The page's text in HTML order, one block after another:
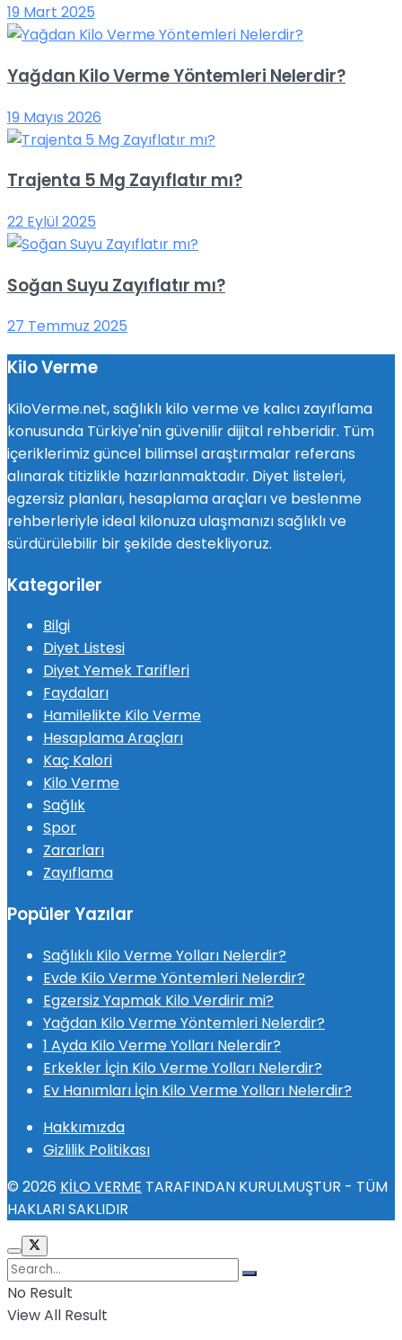
19 Mart 2025
Yağdan Kilo Verme Yöntemleri Nelerdir?
19 Mayıs 2026
Trajenta 5 Mg Zayıflatır mı?
22 Eylül 2025
Soğan Suyu Zayıflatır mı?
27 Temmuz 2025
Kilo Verme
KiloVerme.net, sağlıklı kilo verme ve kalıcı zayıflama
konusunda Türkiye'nin güvenilir dijital rehberidir. Tüm
içeriklerimiz güncel bilimsel araştırmalar referans
alınarak titizlikle hazırlanmaktadır. Diyet listeleri,
egzersiz planları, hesaplama araçları ve beslenme
rehberleriyle ideal kilonuza ulaşmanızı sağlıklı ve
sürdürülebilir bir şekilde destekliyoruz.
Kategoriler
Bilgi
Diyet Listesi
Diyet Yemek Tarifleri
Faydaları
Hamilelikte Kilo Verme
Hesaplama Araçları
Kaç Kalori
Kilo Verme
Sağlık
Spor
Zararları
Zayıflama
Popüler Yazılar
Sağlıklı Kilo Verme Yolları Nelerdir?
Evde Kilo Verme Yöntemleri Nelerdir?
Egzersiz Yapmak Kilo Verdirir mi?
Yağdan Kilo Verme Yöntemleri Nelerdir?
1 Ayda Kilo Verme Yolları Nelerdir?
Erkekler İçin Kilo Verme Yolları Nelerdir?
Ev Hanımları İçin Kilo Verme Yolları Nelerdir?
Hakkımızda
Gizlilik Politikası
© 2026 KİLO VERME TARAFINDAN KURULMUŞTUR - TÜM
HAKLARI SAKLIDIR
No Result
View All Result